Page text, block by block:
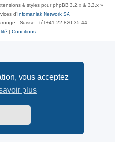
vous acceptez
plus
& styles pour phpBB 3.2.x & 3.3.x »
d’ Infomaniak Network SA
- Suisse - tél +41 22 820 35 44
Conditions